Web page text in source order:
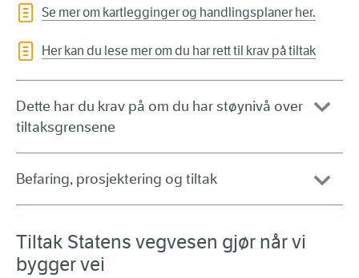
Se mer om kartlegginger og handlingsplaner her.
Her kan du lese mer om du har rett til krav på tiltak
Dette har du krav på om du har støynivå over
tiltaksgrensene
Befaring, prosjektering og tiltak
Tiltak Statens vegvesen gjør når vi
bygger vei